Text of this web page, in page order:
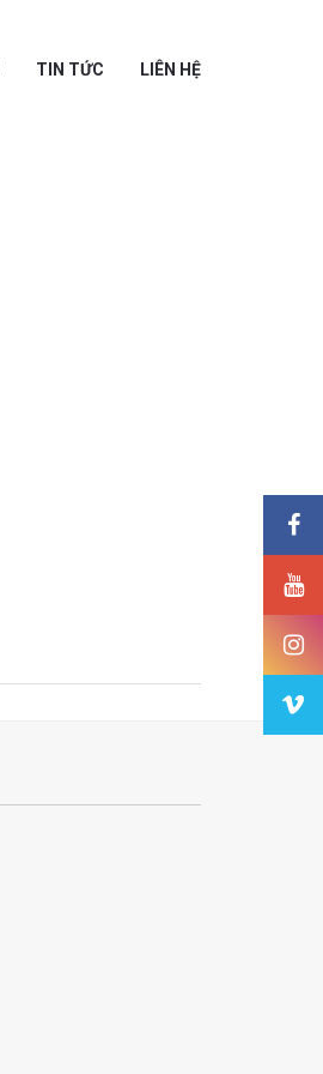
TIN TỨC LIÊN HỆ